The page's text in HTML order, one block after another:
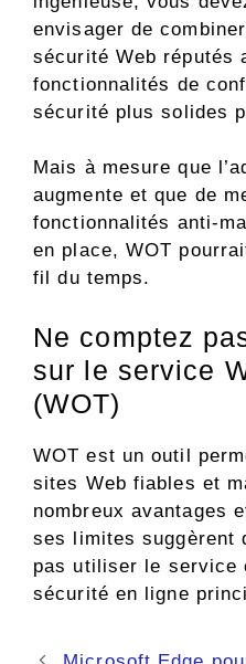
envisager de
sécurité Web réputés
fonctionnalités de
sécurité plus solides
Mais à mesure que
augmente et que de
fonctionnalités anti-
en place, WOT
fil du temps.
Ne comptez
sur le service
(WOT)
WOT est un outil
sites Web fiables et
nombreux avantages
ses limites suggèrent
pas utiliser le service
sécurité en ligne
Navigation